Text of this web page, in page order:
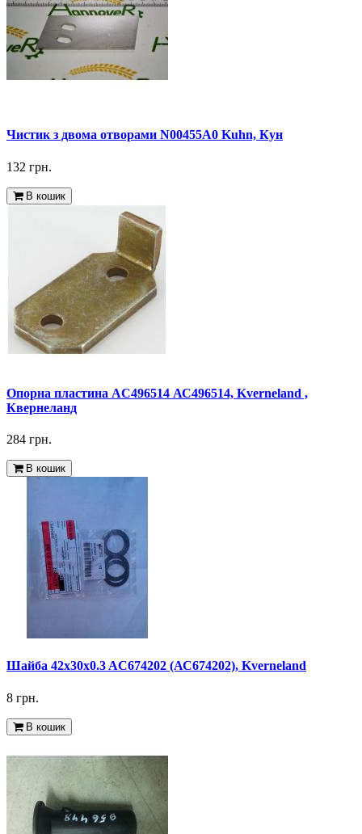
Чистик з двома отворами N00455A0 Kuhn, Кун
132 грн.
В кошик
Опорна пластина AC496514 АС496514, Kverneland ,
Квернеланд
284 грн.
В кошик
Шайба 42x30x0.3 AC674202 (АС674202), Kverneland
8 грн.
В кошик